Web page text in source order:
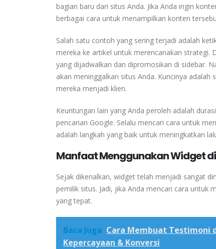
bagian baru dari situs Anda. Jika Anda ingin
berbagai cara untuk menampilkan konten
Salah satu contoh yang sering terjadi adalah
mereka ke artikel untuk merencanakan strategi.
yang dijadwalkan dan dipromosikan di sidebar.
akan meninggalkan situs Anda. Kuncinya adalah
mereka menjadi klien.
Keuntungan lain yang Anda peroleh adalah
pencarian Google. Selalu mencari cara untuk
adalah langkah yang baik untuk meningkatkan
Manfaat Menggunakan Widget
Sejak dikenalkan, widget telah menjadi sangat
pemilik situs. Jadi, jika Anda mencari cara untuk
yang tepat.
Baca Juga Cara Membuat Testimoni
Kepercayaan & Konversi